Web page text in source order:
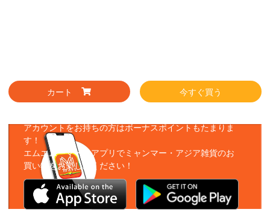
カート 今すぐ買う
アカウントをお持ちの方はボーナスポイントもたまりま
す！
エムエムーマートアプリでミャンマー・アジア雑貨のお
買い物をお楽しみください！